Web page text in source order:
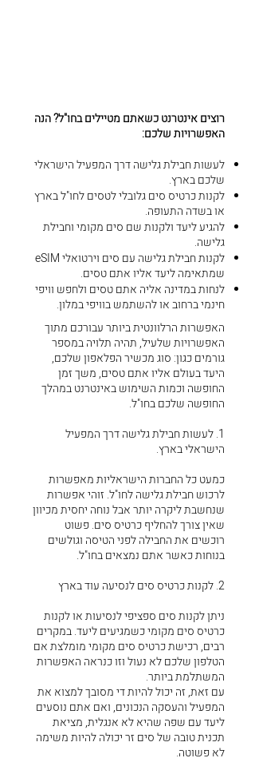
רוצים אינטרנט כשאתם מטיילים בחו"ל? הנה
האפשרויות שלכם:
לעשות חבילת גלישה דרך המפעיל הישראלי
שלכם בארץ.
לקנות כרטיס סים גלובלי לטסים לחו"ל בארץ
או בשדה התעופה.
להגיע ליעד ולקנות שם סים מקומי וחבילת
גלישה.
לקנות חבילת גלישה עם סים וירטואלי eSIM
שמתאימה ליעד אליו אתם טסים.
לנחות במדינה אליה אתם טסים ולחפש וויפי
חינמי ברחוב או להשתמש בוויפי במלון.​​
האפשרות הרלוונטית ביותר עבורכם מתוך
האפשרויות שלעיל, תהיה תלויה במספר
גורמים כגון: סוג מכשיר הפלאפון שלכם,
היעד בעולם אליו אתם טסים, משך זמן
החופשה וכמות השימוש באינטרנט במהלך
החופשה שלכם בחו"ל.
1. לעשות חבילת גלישה דרך המפעיל
הישראלי בארץ.
כמעט כל החברות הישראליות מאפשרות
לרכוש חבילת גלישה לחו"ל. זוהי אפשרות
שנחשבת ליקרה יותר אבל נוחה יחסית מכיוון
שאין צורך להחליף כרטיס סים. פשוט
רוכשים את החבילה לפני הטיסה וגולשים
בנוחות כאשר אתם נמצאים בחו"ל.
2. לקנות כרטיס סים לנסיעה עוד בארץ
ניתן לקנות סים ספציפי לנסיעות או לקנות
כרטיס סים מקומי כשמגיעים ליעד. במקרים
רבים, רכישת כרטיס סים מקומי מומלצת אם
הטלפון שלכם לא נעול וזו כנראה האפשרות
המשתלמת ביותר.
עם זאת, זה יכול להיות די מסובך למצוא את
המפעיל והעסקה הנכונים, ואם אתם נוסעים
ליעד עם שפה שהיא לא אנגלית, מציאת
תכנית טובה של סים זר יכולה להיות משימה
לא פשוטה.